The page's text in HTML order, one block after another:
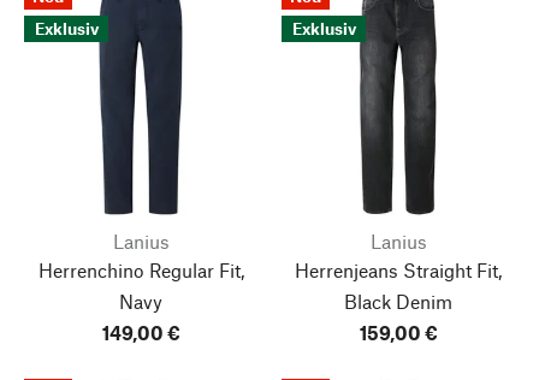
Exklusiv
Lanius
Herrenchino Regular Fit,
Navy
149,00 €
Exklusiv
Lanius
Herrenjeans Straight Fit,
Black Denim
159,00 €